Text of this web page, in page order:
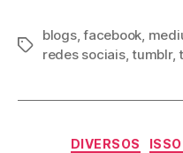
Tags
blogs,facebook,
redes sociais,tumblr,
DIVERSOS